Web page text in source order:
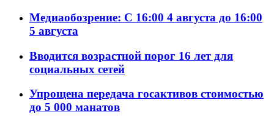
Медиаобозрение: С 16:00 4 августа до 16:00
5 августа
Вводится возрастной порог 16 лет для
социальных сетей
Упрощена передача госактивов стоимостью
до 5 000 манатов